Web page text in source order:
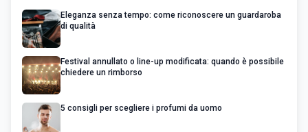
Eleganza senza tempo: come riconoscere un guardaroba
di qualità
Festival annullato o line-up modificata: quando è possibile
chiedere un rimborso
5 consigli per scegliere i profumi da uomo